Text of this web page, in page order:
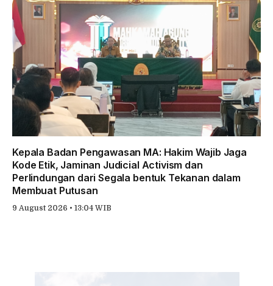
Kepala Badan Pengawasan MA: Hakim Wajib Jaga
Kode Etik, Jaminan Judicial Activism dan
Perlindungan dari Segala bentuk Tekanan dalam
Membuat Putusan
9 August 2026 • 13:04 WIB